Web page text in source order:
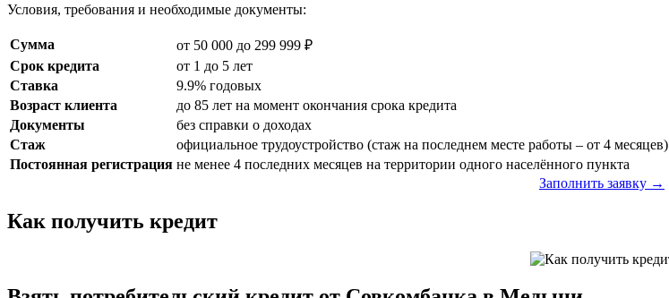
Условия, требования и необходимые документы:
Сумма
от 50 000 до 299 999 ₽
Срок кредита
от 1 до 5 лет
Ставка
9.9% годовых
Возраст клиента
до 85 лет на момент окончания срока кредита
Документы
без справки о доходах
Стаж
официальное трудоустройство (стаж на последнем месте работы – от 4 месяцев)
Постоянная регистрация не менее 4 последних месяцев на территории одного населённого пункта
Заполнить заявку →
Как получить кредит